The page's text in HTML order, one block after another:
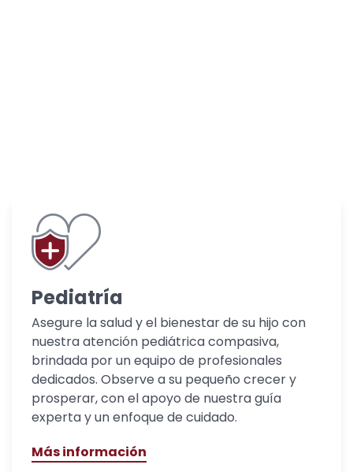
Pediatría
Asegure la salud y el bienestar de su hijo con
nuestra atención pediátrica compasiva,
brindada por un equipo de profesionales
dedicados. Observe a su pequeño crecer y
prosperar, con el apoyo de nuestra guía
experta y un enfoque de cuidado.
Más información